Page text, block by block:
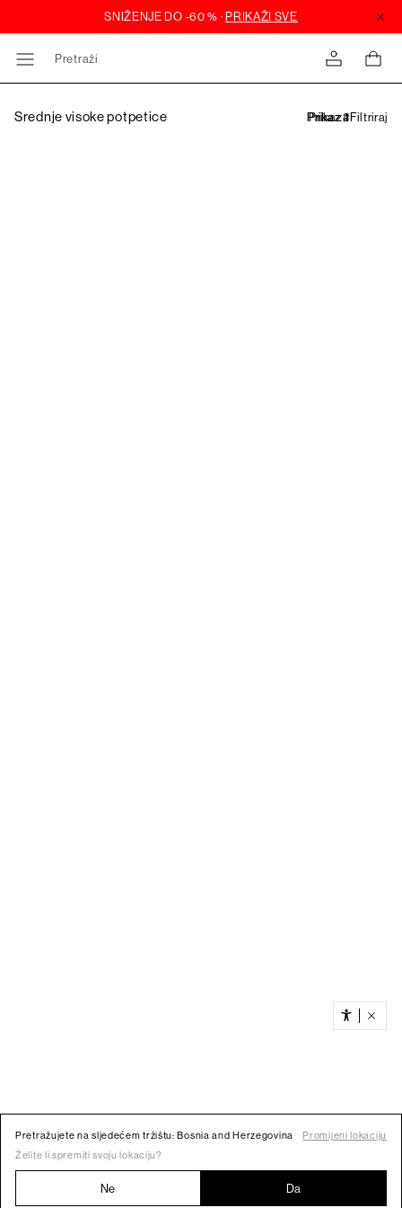
Pretraži
Srednje visoke potpetice Filtriraj
Pretražujete na sljedećem tržištu: Bosnia and Herzegovina
Promijeni lokaciju
Želite li spremiti svoju lokaciju?
Ne Da